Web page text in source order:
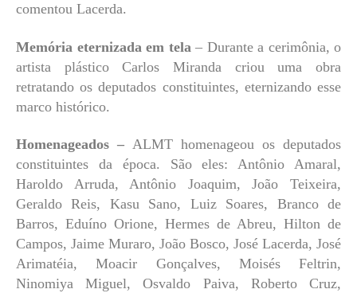
comentou Lacerda.
Memória eternizada em tela – Durante a cerimônia, o
artista plástico Carlos Miranda criou uma obra
retratando os deputados constituintes, eternizando esse
marco histórico.
Homenageados – ALMT homenageou os deputados
constituintes da época. São eles: Antônio Amaral,
Haroldo Arruda, Antônio Joaquim, João Teixeira,
Geraldo Reis, Kasu Sano, Luiz Soares, Branco de
Barros, Eduíno Orione, Hermes de Abreu, Hilton de
Campos, Jaime Muraro, João Bosco, José Lacerda, José
Arimatéia, Moacir Gonçalves, Moisés Feltrin,
Ninomiya Miguel, Osvaldo Paiva, Roberto Cruz,